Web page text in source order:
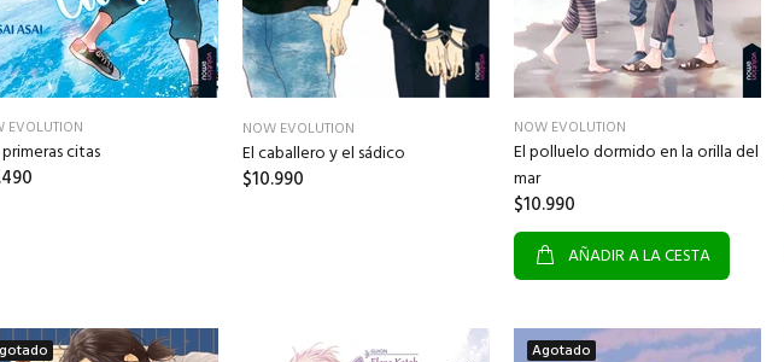
EVOLUTION
citas
NOW EVOLUTION
El caballero y el sádico
$10.990
NOW EVOLUTION
El polluelo dormido en la orilla del
mar
$10.990
AÑADIR A LA CESTA
Agotado